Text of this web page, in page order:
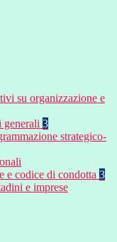
su organizzazione e
3
strategico-
e codice di condotta 3
e imprese